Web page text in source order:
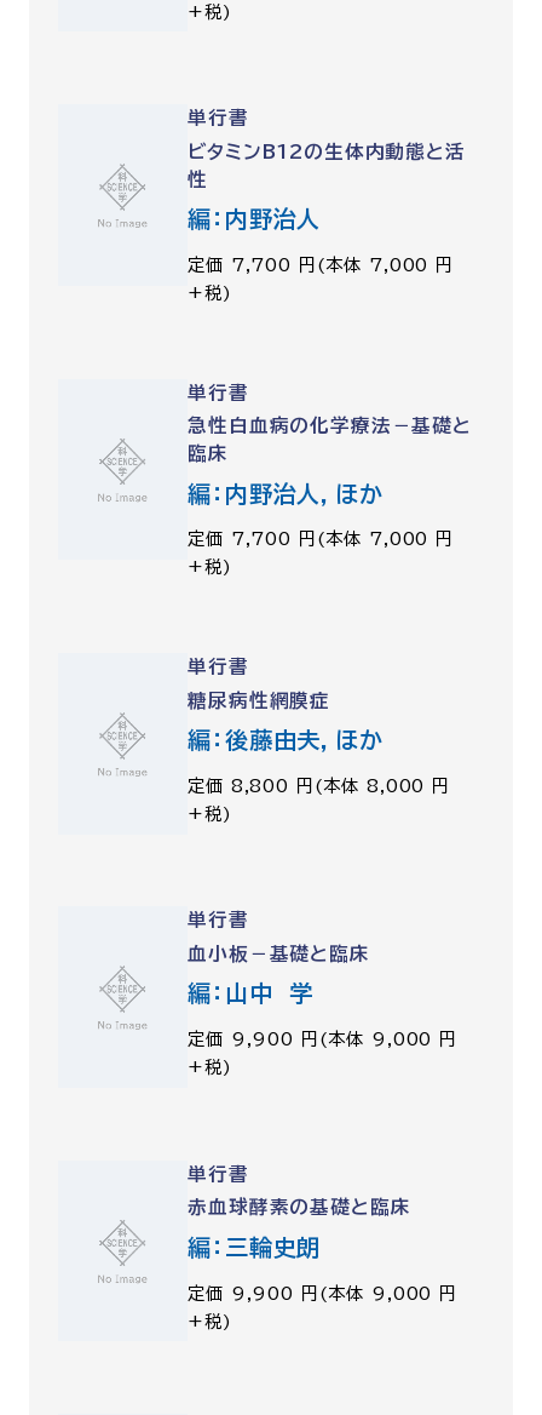
+税)
単行書
ビタミンB12の生体内動態と活
性
編：内野治人
定価 7,700 円(本体 7,000 円
+税)
単行書
急性白血病の化学療法－基礎と
臨床
編：内野治人，ほか
定価 7,700 円(本体 7,000 円
+税)
単行書
糖尿病性網膜症
編：後藤由夫，ほか
定価 8,800 円(本体 8,000 円
+税)
単行書
血小板－基礎と臨床
編：山中 学
定価 9,900 円(本体 9,000 円
+税)
単行書
赤血球酵素の基礎と臨床
編：三輪史朗
定価 9,900 円(本体 9,000 円
+税)